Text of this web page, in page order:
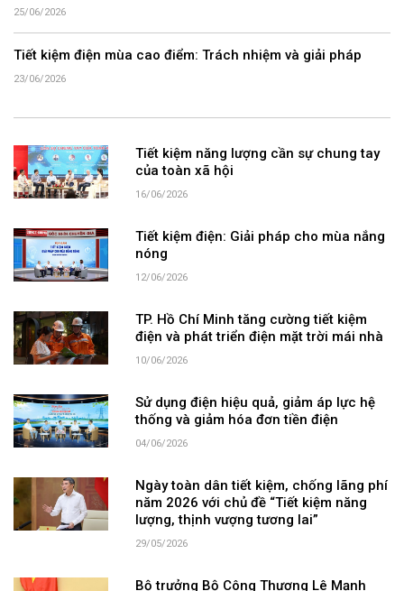
25/06/2026
Tiết kiệm điện mùa cao điểm: Trách nhiệm và giải pháp
23/06/2026
Tiết kiệm năng lượng cần sự chung tay
của toàn xã hội
16/06/2026
Tiết kiệm điện: Giải pháp cho mùa nắng
nóng
12/06/2026
TP. Hồ Chí Minh tăng cường tiết kiệm
điện và phát triển điện mặt trời mái nhà
10/06/2026
Sử dụng điện hiệu quả, giảm áp lực hệ
thống và giảm hóa đơn tiền điện
04/06/2026
Ngày toàn dân tiết kiệm, chống lãng phí
năm 2026 với chủ đề “Tiết kiệm năng
lượng, thịnh vượng tương lai”
29/05/2026
Bộ trưởng Bộ Công Thương Lê Mạnh